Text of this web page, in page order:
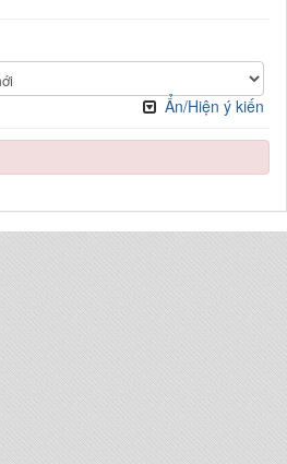
Ẩn/Hiện ý kiến